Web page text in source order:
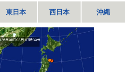
東日本 西日本 沖縄